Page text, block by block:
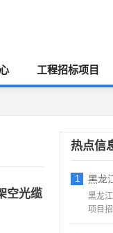
工程招标项目
空光缆
热点信
1 黑龙
黑龙
项目